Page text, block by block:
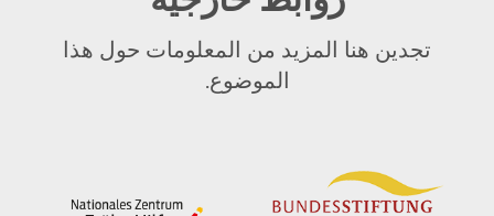
تجدين هنا المزيد من المعلومات حول هذا
الموضوع.